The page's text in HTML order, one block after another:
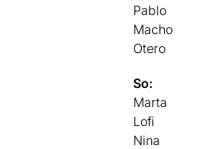
Pablo
Macho
Otero
So:
Marta
Lofi
Nina